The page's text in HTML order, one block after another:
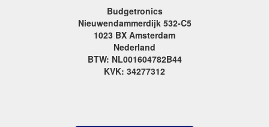
Budgetronics
Nieuwendammerdijk 532-C5
1023 BX Amsterdam
Nederland
BTW: NL001604782B44
KVK: 34277312